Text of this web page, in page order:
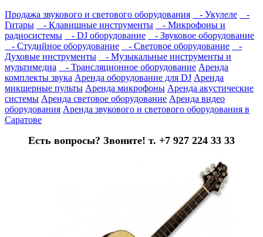
Продажа звукового и светового оборудования
- Укулеле
-
Гитары
- Клавишные инструменты
- Микрофоны и
радиосистемы
- DJ оборудование
- Звуковое оборудование
- Студийное оборудование
- Световое оборудование
-
Духовые инструменты
- Музыкальные инструменты и
мультимедиа
- Трансляционное оборудование Аренда
комплекты звука Аренда оборудование для DJ Аренда
микшерные пульты Аренда микрофоны Аренда акустические
системы Аренда световое оборудование Аренда видео
оборудования Аренда звукового и светового оборудования в
Саратове
Есть вопросы? Звоните! т. +7 927 224 33 33